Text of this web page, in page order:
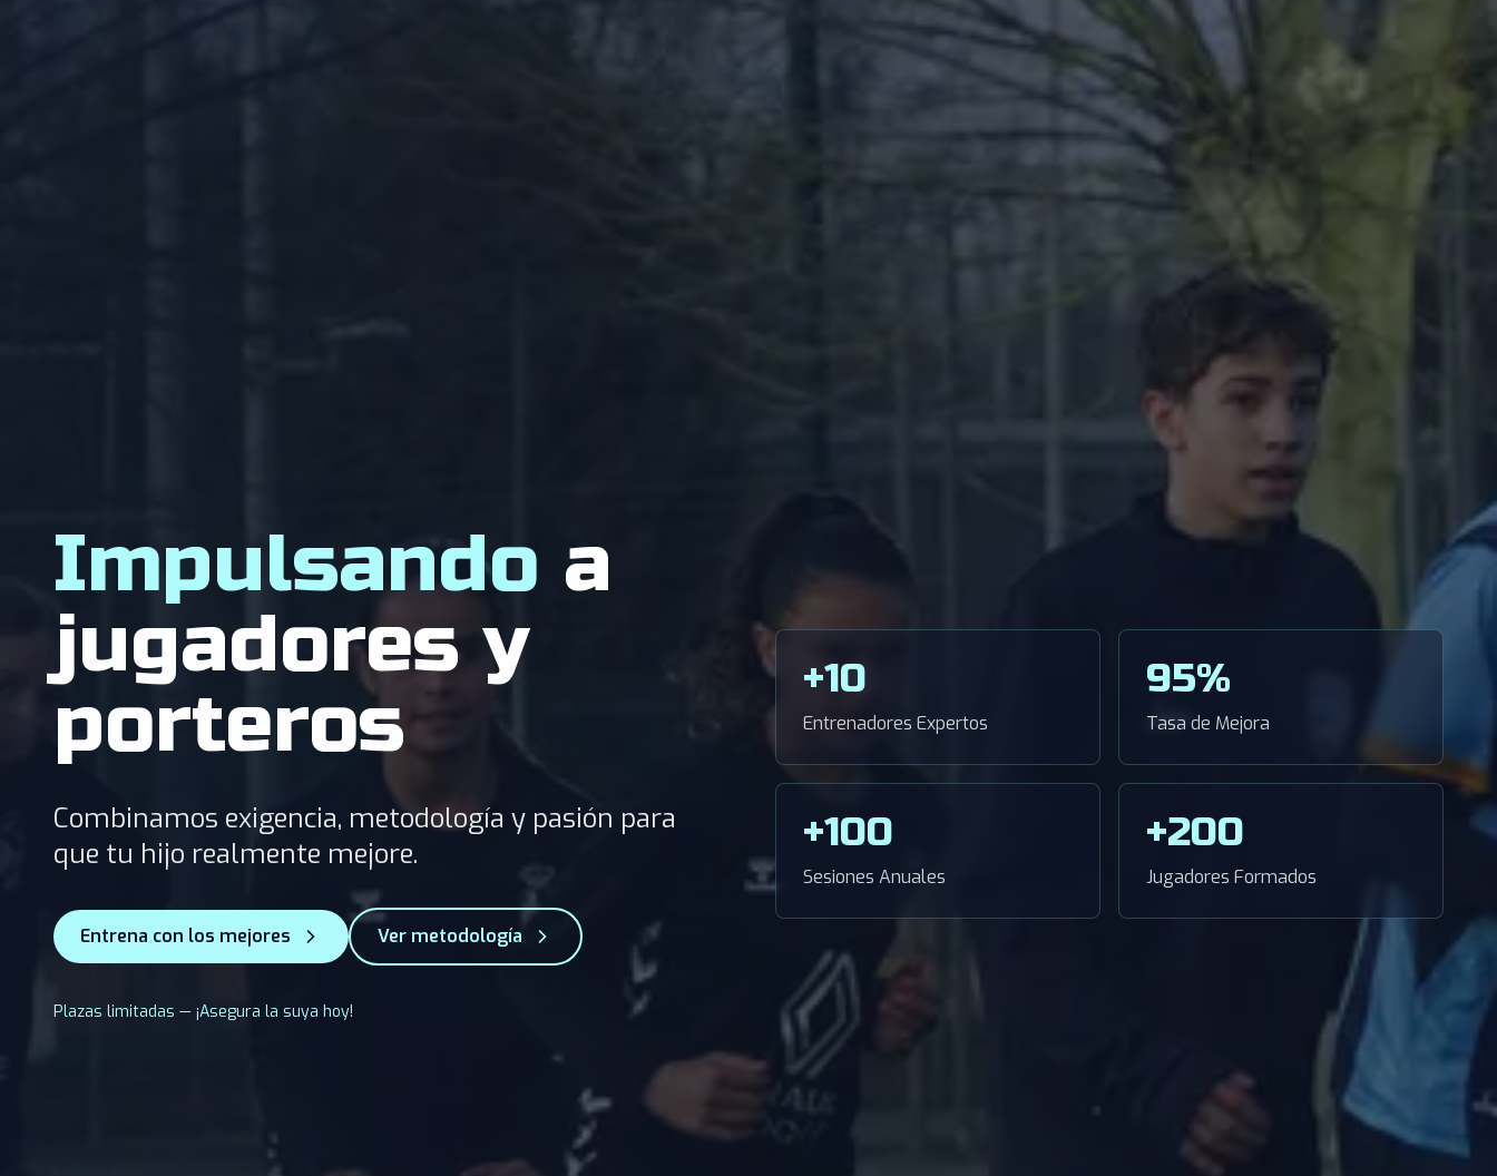
Impulsando a
jugadores y
porteros
Combinamos exigencia, metodología y pasión para
que tu hijo realmente mejore.
Entrena con los mejores Ver metodología
Plazas limitadas — ¡Asegura la suya hoy!
+10
Entrenadores Expertos
95%
Tasa de Mejora
+100
Sesiones Anuales
+200
Jugadores Formados